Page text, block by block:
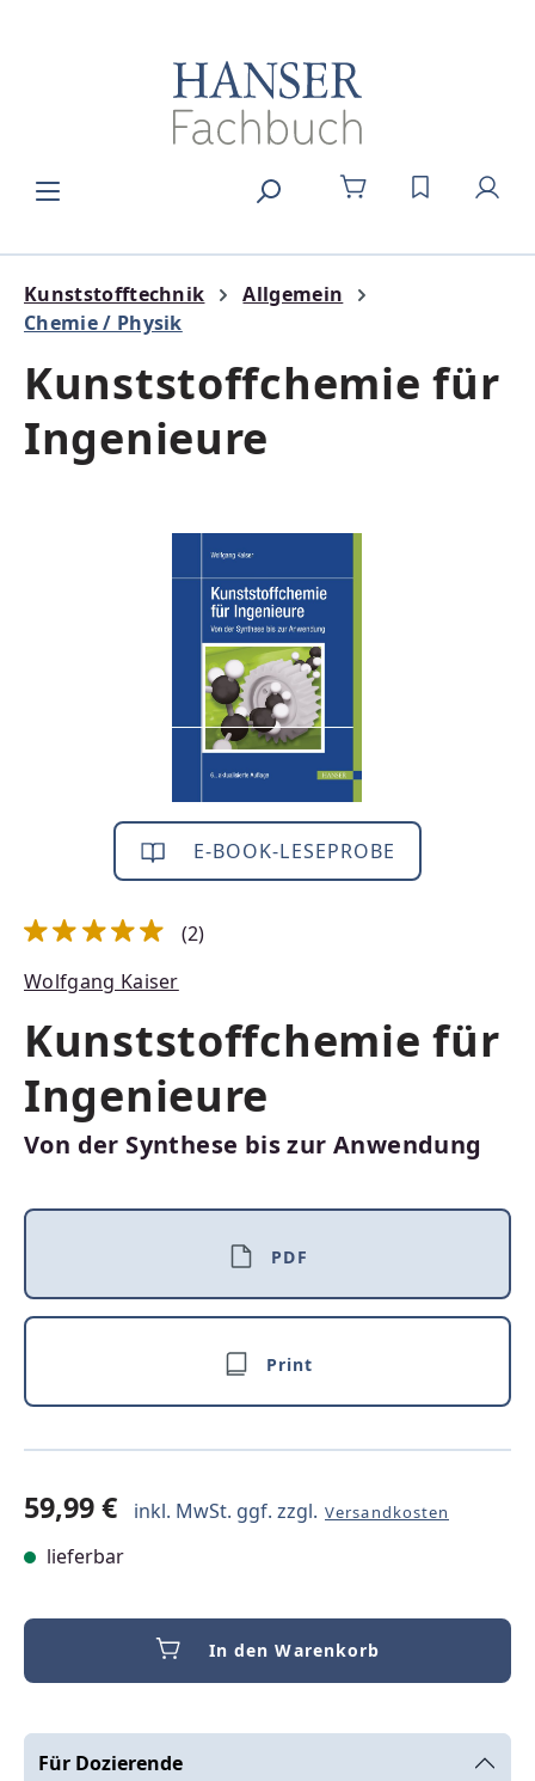
DU HAST 0
Kunststofftechnik
Allgemein
Chemie / Physik
Kunststoffchemie für
Ingenieure
Bildergalerie überspringen
E-BOOK-LESEPROBE
(2)
Wolfgang Kaiser
Kunststoffchemie für
Ingenieure
Von der Synthese bis zur Anwendung
PDF
Print
59,99 € inkl. MwSt. ggf. zzgl. Versandkosten
lieferbar
In den Warenkorb
Für Dozierende